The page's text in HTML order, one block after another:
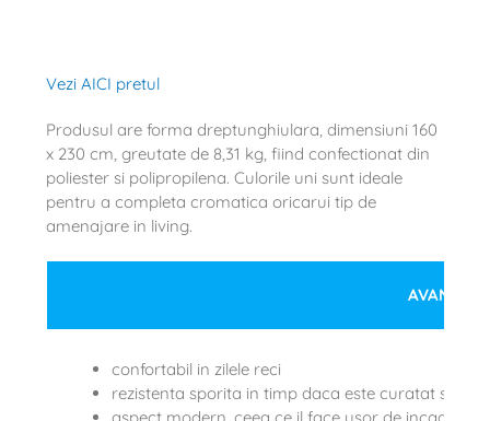
Vezi AICI pretul
Produsul are forma dreptunghiulara, dimensiuni 160
x 230 cm, greutate de 8,31 kg, fiind confectionat din
poliester si polipropilena. Culorile uni sunt ideale
pentru a completa cromatica oricarui tip de
amenajare in living.
AVANTAJE
confortabil in zilele reci
rezistenta sporita in timp daca este curatat si